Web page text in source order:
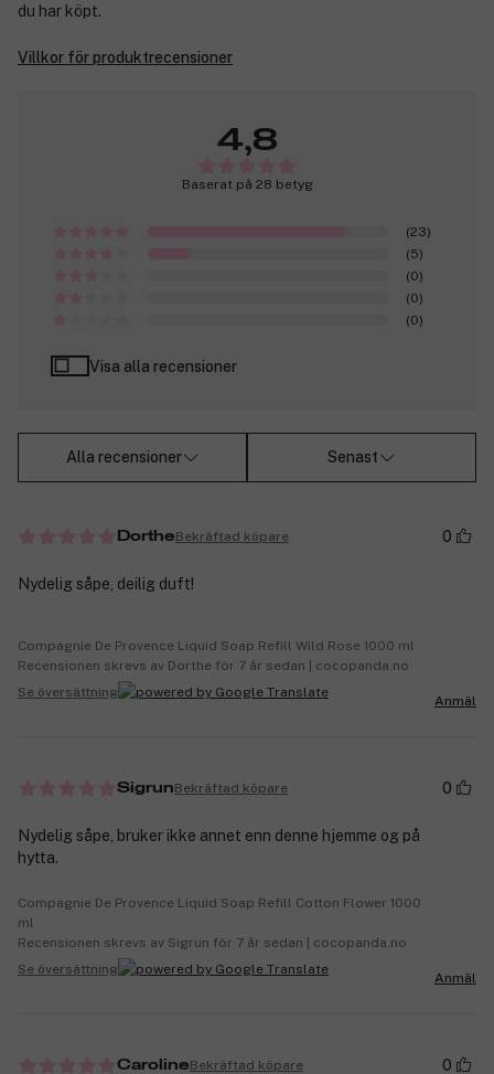
du har köpt.
Villkor för produktrecensioner
4,8
Baserat på 28 betyg
(23)
(5)
(0)
(0)
(0)
Visa alla recensioner
Alla recensioner Senast
DortheBekräftad köpare 0
Nydelig såpe, deilig duft!
Compagnie De Provence Liquid Soap Refill Wild Rose 1000 ml
Recensionen skrevs av Dorthe för 7 år sedan | cocopanda.no
Se översättning
Anmäl
SigrunBekräftad köpare 0
Nydelig såpe, bruker ikke annet enn denne hjemme og på
hytta.
Compagnie De Provence Liquid Soap Refill Cotton Flower 1000
ml
Recensionen skrevs av Sigrun för 7 år sedan | cocopanda.no
Se översättning
Anmäl
CarolineBekräftad köpare 0